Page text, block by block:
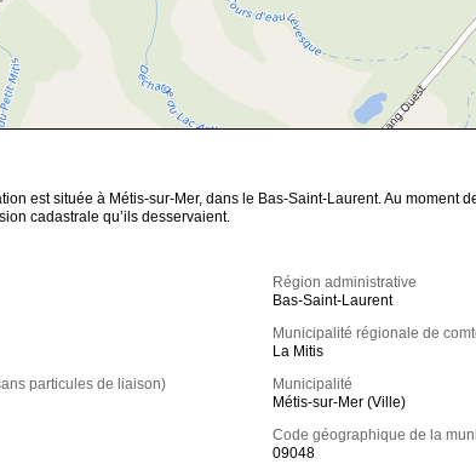
est située à Métis-sur-Mer, dans le Bas-Saint-Laurent. Au
cadastrale qu’ils desservaient.
particules de liaison)
Région administrative
Bas-Saint-Laurent
Municipalité régionale de
La Mitis
Municipalité
Métis-sur-Mer (Ville)
Code géographique de la
09048